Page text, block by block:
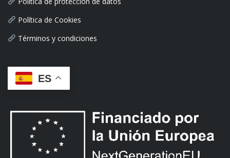
Política de Cookies
Términos y condiciones
ES